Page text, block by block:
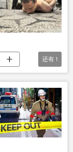
还有 1